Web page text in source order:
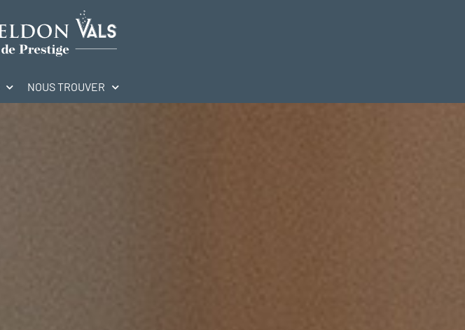
NOUS TROUVER